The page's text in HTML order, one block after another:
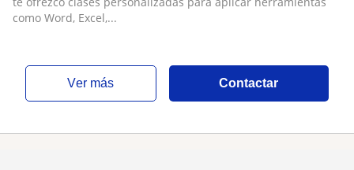
como Word, Excel,...
ver más Contactar